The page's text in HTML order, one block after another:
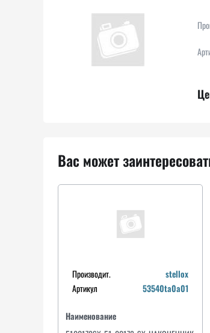
Вас может
Производит.
stellox
Артикул
53540ta0a01
Наименование